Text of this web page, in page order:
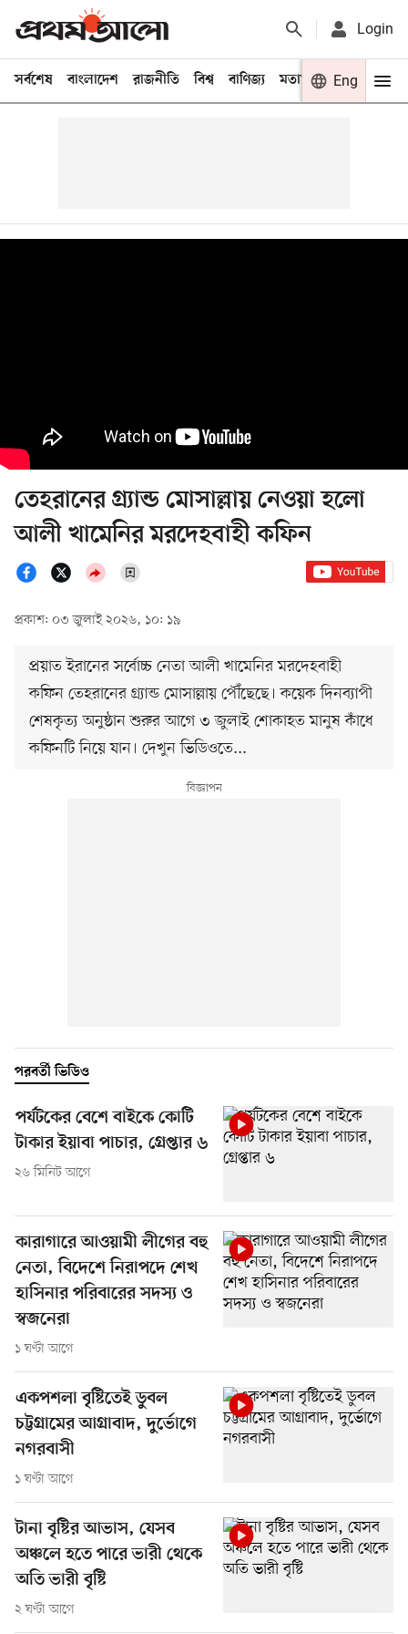
Login
সর্বশেষ বাংলাদেশ রাজনীতি বিশ্ব বাণিজ্য মতামত খেলা
Eng
তেহরানের গ্র্যান্ড মোসাল্লায় নেওয়া হলো
আলী খামেনির মরদেহবাহী কফিন
প্রকাশ: ০৩ জুলাই ২০২৬, ১০: ১৯
প্রয়াত ইরানের সর্বোচ্চ নেতা আলী খামেনির মরদেহবাহী
কফিন তেহরানের গ্র্যান্ড মোসাল্লায় পৌঁছেছে। কয়েক দিনব্যাপী
শেষকৃত্য অনুষ্ঠান শুরুর আগে ৩ জুলাই শোকাহত মানুষ কাঁধে
কফিনটি নিয়ে যান। দেখুন ভিডিওতে...
পরবর্তী ভিডিও
পর্যটকের বেশে বাইকে কোটি
টাকার ইয়াবা পাচার, গ্রেপ্তার ৬
২৬ মিনিট আগে
কারাগারে আওয়ামী লীগের বহু
নেতা, বিদেশে নিরাপদে শেখ
হাসিনার পরিবারের সদস্য ও
স্বজনেরা
১ ঘণ্টা আগে
একপশলা বৃষ্টিতেই ডুবল
চট্টগ্রামের আগ্রাবাদ, দুর্ভোগে
নগরবাসী
১ ঘণ্টা আগে
টানা বৃষ্টির আভাস, যেসব
অঞ্চলে হতে পারে ভারী থেকে
অতি ভারী বৃষ্টি
২ ঘণ্টা আগে